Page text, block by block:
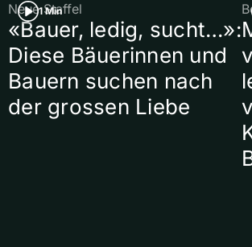
1 Min
Neue Staffel
«Bauer, ledig, sucht…»:
Diese Bäuerinnen und
Bauern suchen nach
der grossen Liebe